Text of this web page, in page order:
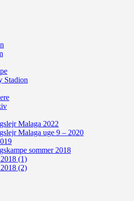
Stadion
Malaga 2022
Malaga uge 9 – 2020
sommer 2018
(1)
(2)